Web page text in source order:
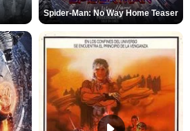
Spider-Man: No Way Home Teaser